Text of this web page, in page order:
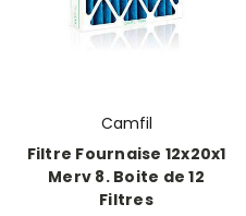
Camfil
Filtre Fournaise 12x20x1
Merv 8. Boite de 12
Filtres